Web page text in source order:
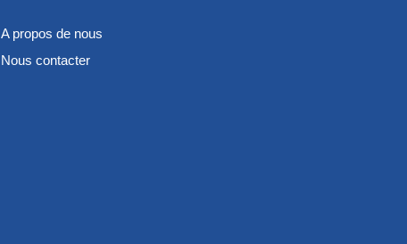
A propos de nous
Nous contacter